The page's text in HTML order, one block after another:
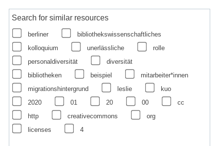
Search for similar resources
berliner
bibliothekswissenschaftliches
kolloquium
unerlässliche
rolle
personaldiversität
diversität
bibliotheken
beispiel
mitarbeiter*innen
migrationshintergrund
leslie
kuo
2020
01 20 00
cc
http
creativecommons
org
licenses
4